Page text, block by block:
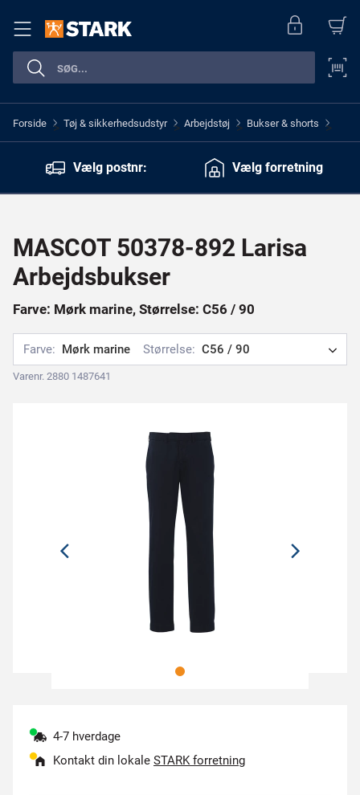
Forside > Tøj & sikkerhedsudstyr > Arbejdstøj > Bukser & shorts >
Vælg postnr: Vælg forretning
MASCOT 50378-892 Larisa
Arbejdsbukser
Farve: Mørk marine, Størrelse: C56 / 90
Farve: Mørk marine Størrelse: C56 / 90
Varenr. 2880 1487641
4-7 hverdage
Kontakt din lokale STARK forretning